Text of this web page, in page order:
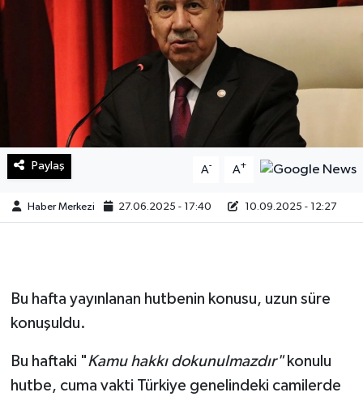
Paylaş A- A+
Haber Merkezi 27.06.2025 - 17:40 10.09.2025 - 12:27
Bu hafta yayınlanan hutbenin konusu, uzun süre
konuşuldu.
Bu haftaki "Kamu hakkı dokunulmazdır" konulu
hutbe, cuma vakti Türkiye genelindeki camilerde